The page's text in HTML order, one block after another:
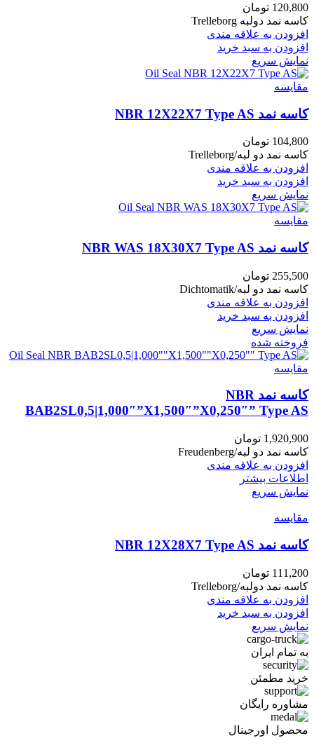
120,800 تومان
کاسه نمد دولبه Trelleborg
افزودن به علاقه مندی
افزودن به سبد خرید
نمایش سریع
مقايسه
کاسه نمد NBR 12X22X7 Type AS
104,800 تومان
کاسه نمد دو لبه/Trelleborg
افزودن به علاقه مندی
افزودن به سبد خرید
نمایش سریع
مقايسه
کاسه نمد NBR WAS 18X30X7 Type AS
255,500 تومان
کاسه نمد دو لبه/Dichtomatik
افزودن به علاقه مندی
افزودن به سبد خرید
نمایش سریع
فروخته شده
مقايسه
کاسه نمد NBR
BAB2SL0,5|1,000″”X1,500″”X0,250″” Type AS
1,920,900 تومان
کاسه نمد دو لبه/Freudenberg
افزودن به علاقه مندی
اطلاعات بیشتر
نمایش سریع
مقايسه
کاسه نمد NBR 12X28X7 Type AS
111,200 تومان
کاسه نمد دولبه/Trelleborg
افزودن به علاقه مندی
افزودن به سبد خرید
نمایش سریع
به تمام ایران
خرید مطمئن
مشاوره رایگان
محصول اورجینال